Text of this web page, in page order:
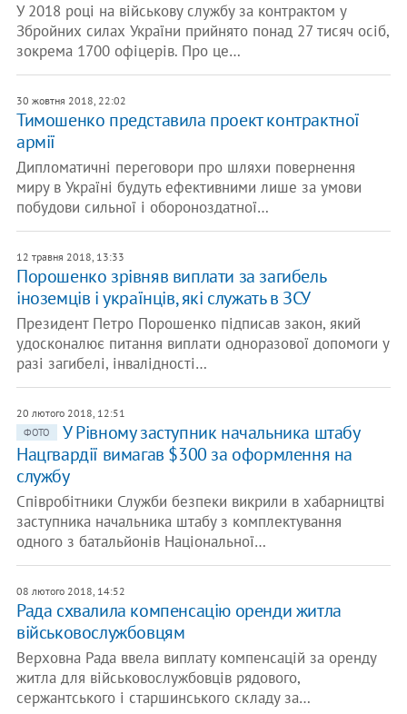
У 2018 році на військову службу за контрактом у
Збройних силах України прийнято понад 27 тисяч осіб,
зокрема 1700 офіцерів. Про це…
30 жовтня 2018, 22:02
Тимошенко представила проект контрактної
армії
Дипломатичні переговори про шляхи повернення
миру в Україні будуть ефективними лише за умови
побудови сильної і обороноздатної…
12 травня 2018, 13:33
Порошенко зрівняв виплати за загибель
іноземців і українців, які служать в ЗСУ
Президент Петро Порошенко підписав закон, який
удосконалює питання виплати одноразової допомоги у
разі загибелі, інвалідності…
20 лютого 2018, 12:51
ФОТО
У Рівному заступник начальника штабу
Нацгвардії вимагав $300 за оформлення на
службу
Співробітники Служби безпеки викрили в хабарництві
заступника начальника штабу з комплектування
одного з батальйонів Національної…
08 лютого 2018, 14:52
Рада схвалила компенсацію оренди житла
військовослужбовцям
Верховна Рада ввела виплату компенсацій за оренду
житла для військовослужбовців рядового,
сержантського і старшинського складу за…